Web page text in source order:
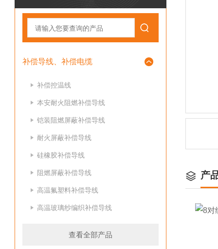
补偿导线、补偿电缆
补偿控温线
本安耐火阻燃补偿导线
铠装阻燃屏蔽补偿导线
耐火屏蔽补偿导线
硅橡胶补偿导线
阻燃屏蔽补偿导线
高温氟塑料补偿导线
高温玻璃纱编织补偿导线
查看全部产品
产